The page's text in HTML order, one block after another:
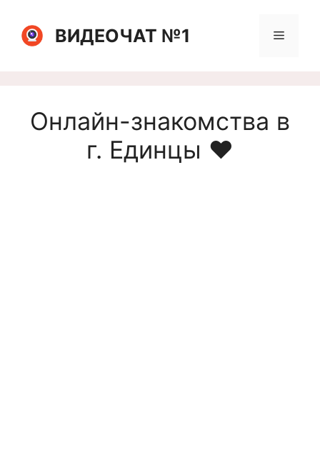
содержимомуВИДЕОЧАТ №1 Меню
Онлайн-знакомства в
г. Единцы ❤️